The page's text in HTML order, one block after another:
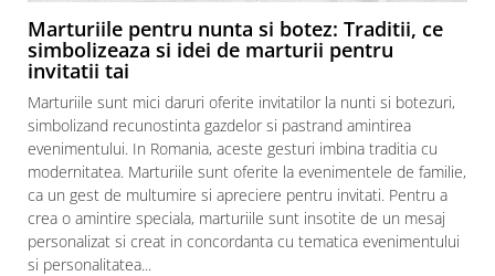
Marturiile pentru nunta si botez: Traditii, ce
simbolizeaza si idei de marturii pentru
invitatii tai
Marturiile sunt mici daruri oferite invitatilor la nunti si botezuri,
simbolizand recunostinta gazdelor si pastrand amintirea
evenimentului. In Romania, aceste gesturi imbina traditia cu
modernitatea. Marturiile sunt oferite la evenimentele de familie,
ca un gest de multumire si apreciere pentru invitati. Pentru a
crea o amintire speciala, marturiile sunt insotite de un mesaj
personalizat si creat in concordanta cu tematica evenimentului
si personalitatea...